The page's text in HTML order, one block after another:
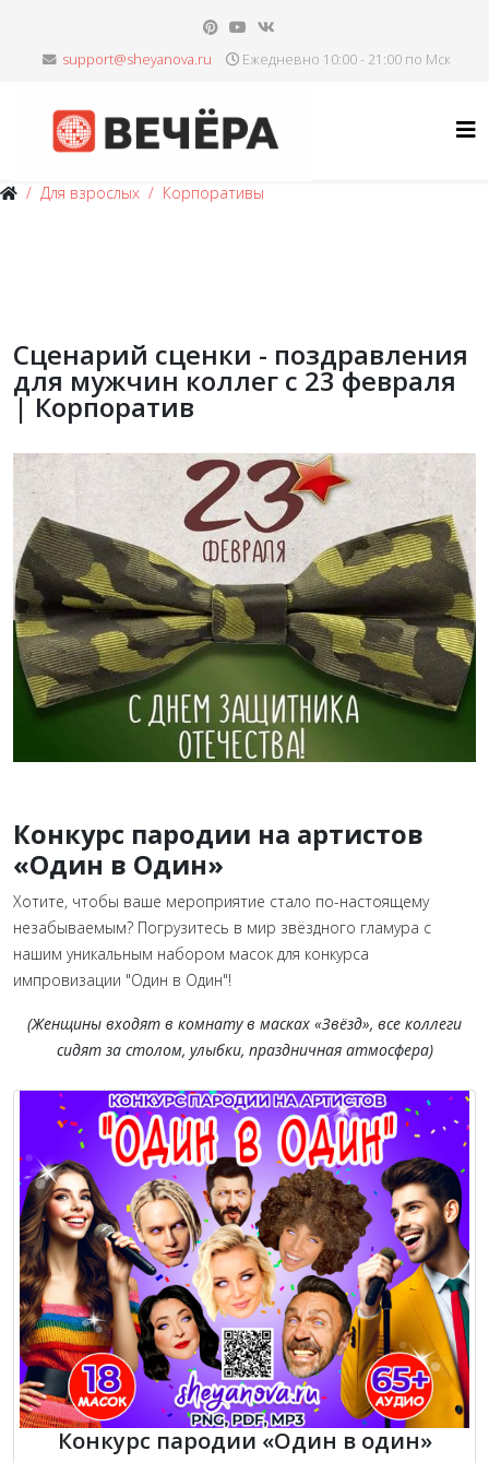
Ежедневно 10:00 - 21:00 по Мск
Для взрослых Корпоративы
Сценарий сценки - поздравления
для мужчин коллег с 23 февраля
| Корпоратив
Конкурс пародии на артистов
«Один в Один»
Хотите, чтобы ваше мероприятие стало по-настоящему
незабываемым? Погрузитесь в мир звёздного гламура с
нашим уникальным набором масок для конкурса
импровизации "Один в Один"!
(Женщины входят в комнату в масках «Звёзд», все коллеги
сидят за столом, улыбки, праздничная атмосфера)
Конкурс пародии «Один в один»